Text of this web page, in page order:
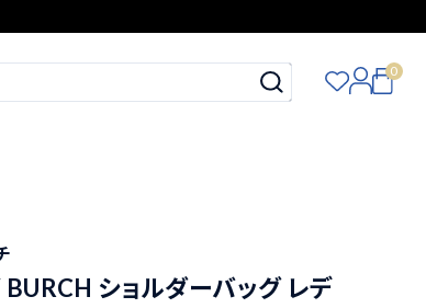
0
ショルダーバッグ レデ